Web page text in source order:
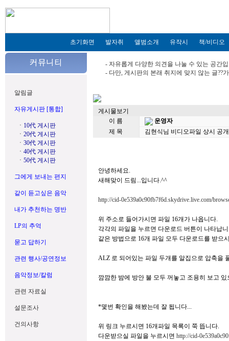
초기화면 발자취 앨범소개 유작시 책/비디오
알림글
자유게시판 [통합]
ㆍ 10代 게시판
ㆍ 20代 게시판
ㆍ 30代 게시판
ㆍ 40代 게시판
ㆍ 50代 게시판
그에게 보내는 편지
같이 듣고싶은 음악
내가 추천하는 명반
LP의 추억
묻고 답하기
관련 행사/공연정보
음악정보/칼럼
관련 자료실
설문조사
건의사항
- 자유롭게 다양한 의견을 나눌 수 있는 공간
- 다만, 게시판의 본래 취지에 맞지 않는 글??
게시물보기
이 름
운영자
제 목
김현식님 비디오파일 상시 공
안녕하세요.
새해맞이 드림...입니다.^^
http://cid-0e539a0c90fb7f6d.skydrive.live.com/
위 주소로 들어가시면 파일 16개가 나옵니다.
각각의 파일을 누르면 다운로드 버튼이 나타납
같은 방법으로 16개 파일 모두 다운로드를 받으
ALZ 로 되어있는 파일 두개를 알집으로 압축을
깜깜한 밤에 방안 불 모두 꺼놓고 조용히 보고
*몇번 확인을 해봤는데 잘 됩니다...
위 링크 누르시면 16개파일 목록이 쭉 뜹니다.
다운받으실 파일을 누르시면 http://cid-